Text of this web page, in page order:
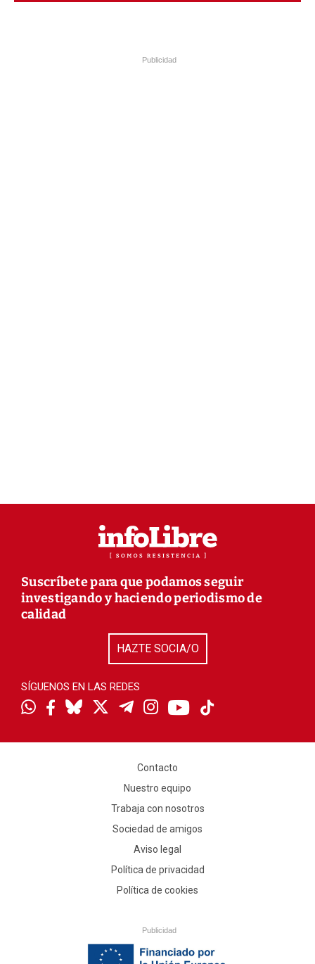
Publicidad
Suscríbete para que podamos seguir
investigando y haciendo periodismo de
calidad
HAZTE SOCIA/O
SÍGUENOS EN LAS REDES
Contacto
Nuestro equipo
Trabaja con nosotros
Sociedad de amigos
Aviso legal
Política de privacidad
Política de cookies
Publicidad